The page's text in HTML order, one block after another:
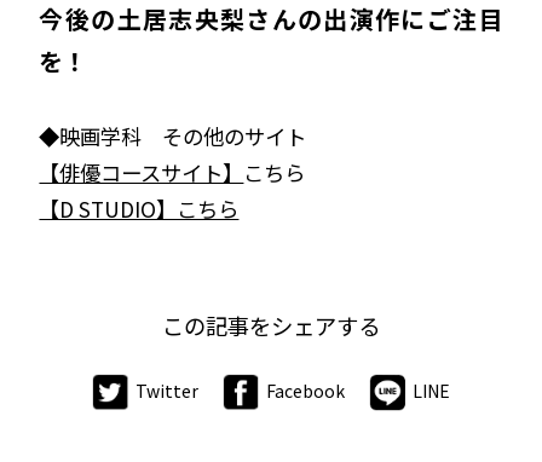
今後の土居志央梨さんの出演作にご注目
を！
◆映画学科 その他のサイト
【俳優コースサイト】 こちら
【D STUDIO】こちら
この記事をシェアする
Twitter Facebook LINE